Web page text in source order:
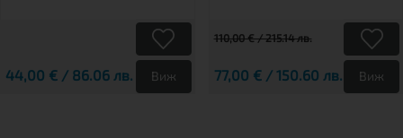
44,00 € / 86.06 лв. Виж
110,00 € / 215.14 лв.
77,00 € / 150.60 лв. Виж